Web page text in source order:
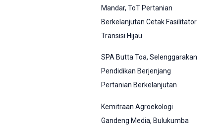
Mandar, ToT Pertanian
Berkelanjutan Cetak Fasilitator
Transisi Hijau
SPA Butta Toa, Selenggarakan
Pendidikan Berjenjang
Pertanian Berkelanjutan
Kemitraan Agroekologi
Gandeng Media, Bulukumba